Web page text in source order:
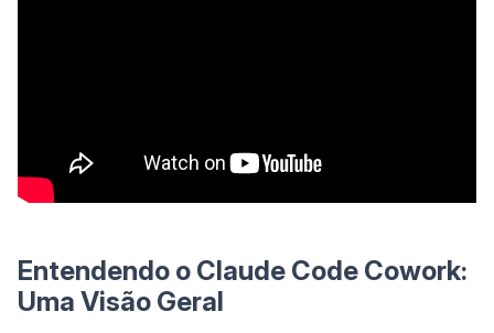
Entendendo o Claude Code Cowork:
Uma Visão Geral